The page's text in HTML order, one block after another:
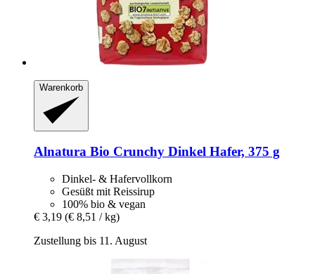
Warenkorb
Alnatura Bio Crunchy Dinkel Hafer, 375 g
Dinkel- & Hafervollkorn
Gesüßt mit Reissirup
100% bio & vegan
€ 3,19 (€ 8,51 / kg)
Zustellung bis 11. August